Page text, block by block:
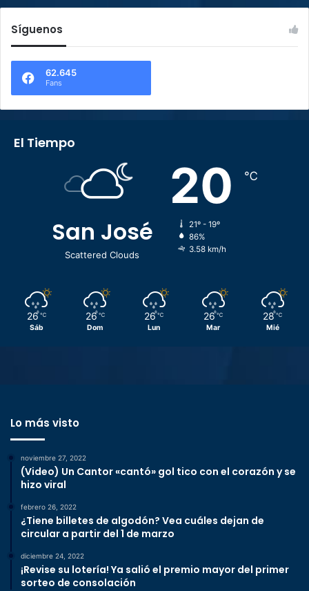
Síguenos
62.645
Fans
El Tiempo
San José
Scattered Clouds
20 ℃
21º - 19º
86%
3.58 km/h
26 ℃
Sáb
26 ℃
Dom
26 ℃
Lun
26 ℃
Mar
28 ℃
Mié
Lo más visto
noviembre 27, 2022
(Video) Un Cantor «cantó» gol tico con el corazón y se
hizo viral
febrero 26, 2022
¿Tiene billetes de algodón? Vea cuáles dejan de
circular a partir del 1 de marzo
diciembre 24, 2022
¡Revise su lotería! Ya salió el premio mayor del primer
sorteo de consolación